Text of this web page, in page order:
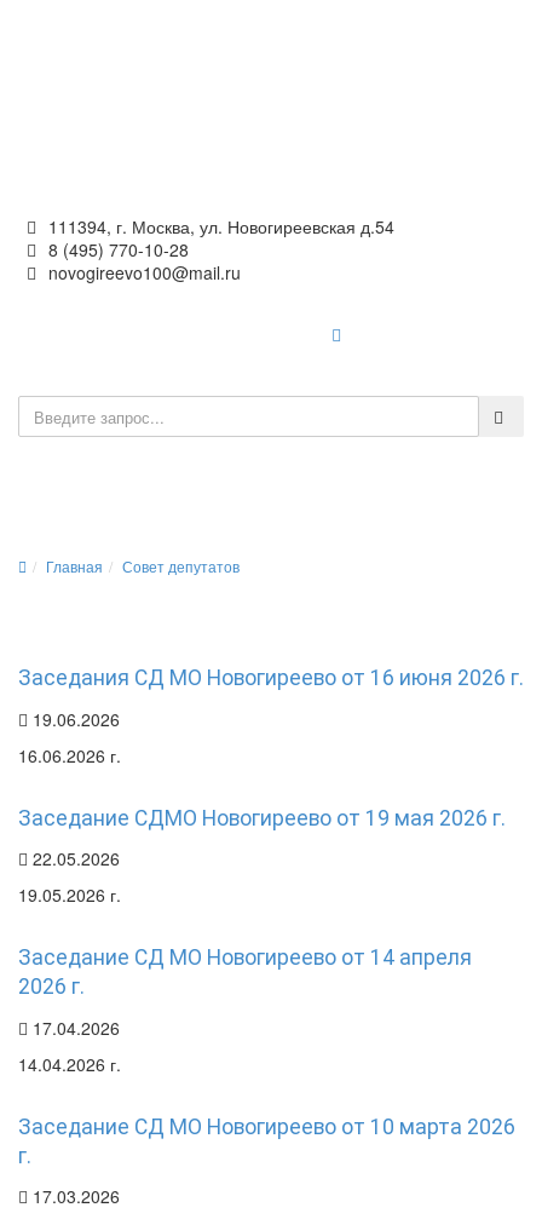
111394, г. Москва, ул. Новогиреевская д.54
8 (495) 770-10-28
novogireevo100@mail.ru
Главная Совет депутатов
Заседания СД МО Новогиреево от 16 июня 2026 г.
19.06.2026
16.06.2026 г.
Заседание СДМО Новогиреево от 19 мая 2026 г.
22.05.2026
19.05.2026 г.
Заседание СД МО Новогиреево от 14 апреля
2026 г.
17.04.2026
14.04.2026 г.
Заседание СД МО Новогиреево от 10 марта 2026
г.
17.03.2026